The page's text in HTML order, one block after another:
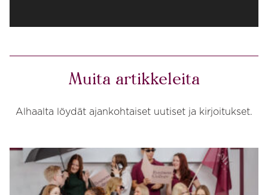
Muita artikkeleita
Alhaalta löydät ajankohtaiset uutiset ja kirjoitukset.